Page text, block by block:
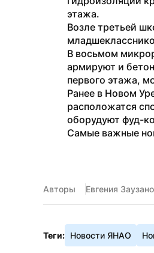
этажа.
Возле третьей
В восьмом
армируют и
первого этажа,
Ранее в Новом
расположатся
оборудуют фуд-
Самые важные
Авторы Евгения
Теги: Новости ЯНАО